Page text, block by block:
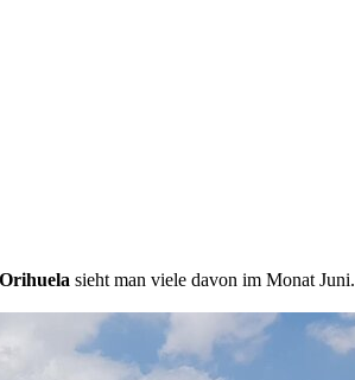
Orihuela sieht man viele davon im Monat Juni.